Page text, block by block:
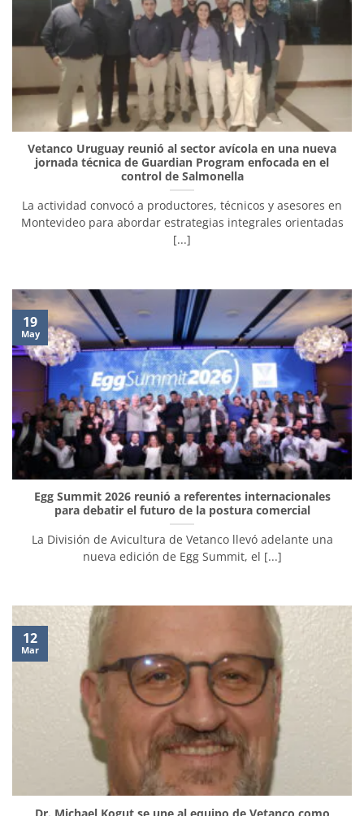
Vetanco Uruguay reunió al sector avícola en una nueva
jornada técnica de Guardian Program enfocada en el
control de Salmonella
La actividad convocó a productores, técnicos y asesores en
Montevideo para abordar estrategias integrales orientadas
[...]
Egg Summit 2026 reunió a referentes internacionales
para debatir el futuro de la postura comercial
La División de Avicultura de Vetanco llevó adelante una
nueva edición de Egg Summit, el [...]
19
May
Dr. Michael Kogut se une al equipo de Vetanco como
12
Mar